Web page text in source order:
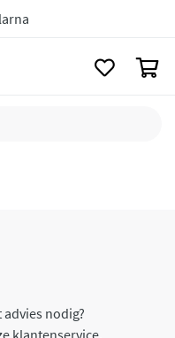
nodig?
klantenservice.